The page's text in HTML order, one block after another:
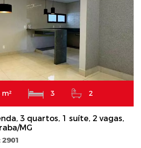
3 2
3 quartos, 1 suíte, 2 vagas,
MG